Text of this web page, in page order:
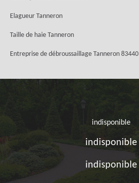
Elagueur Tanneron
Taille de haie Tanneron
Entreprise de débroussaillage Tanneron 83440
indisponible
indisponible
indisponible